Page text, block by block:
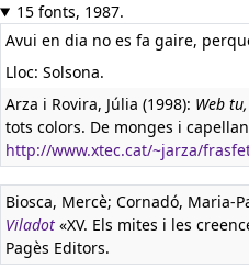
15 fonts, 1987.
Avui en dia no es fa gaire,
Lloc: Solsona.
Arza i Rovira, Júlia (1998): Web
tots colors. De monges i
http://www.xtec.cat/~jarza/
Biosca, Mercè; Cornadó, Maria-
Viladot «XV. Els mites i les
Pagès Editors.